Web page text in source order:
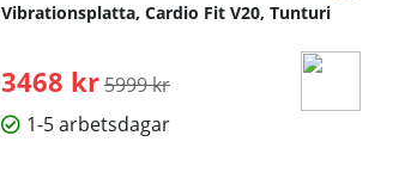
Vibrationsplatta, Cardio Fit V20, Tunturi
3468 kr Ordinarie pris:
5999 kr
1-5 arbetsdagar